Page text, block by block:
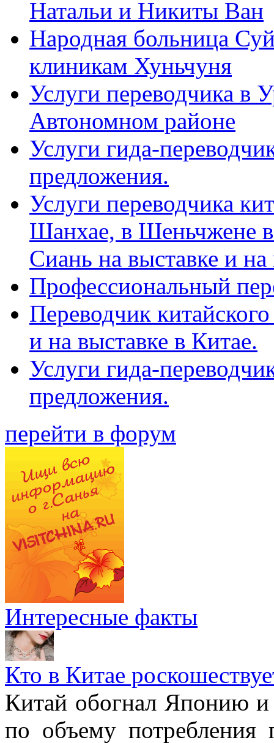
Натальи и Никиты Ван
Народная больница
клиникам Хуньчуня
Услуги переводчика в
Автономном районе
Услуги гида-
предложения.
Услуги переводчика
Шанхае, в Шеньчжене
Сиань на выставке и
Профессиональный
Переводчик
и на выставке в Китае.
Услуги гида-
предложения.
перейти в форум
Интересные факты
Кто в Китае
Китай обогнал Японию
по объему